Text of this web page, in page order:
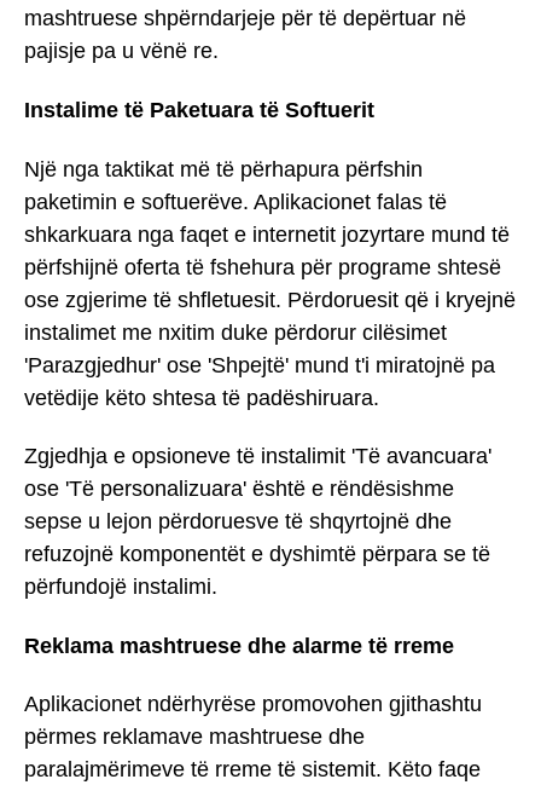
mashtruese shpërndarjeje për të depërtuar në
pajisje pa u vënë re.
Instalime të Paketuara të Softuerit
Një nga taktikat më të përhapura përfshin
paketimin e softuerëve. Aplikacionet falas të
shkarkuara nga faqet e internetit jozyrtare mund të
përfshijnë oferta të fshehura për programe shtesë
ose zgjerime të shfletuesit. Përdoruesit që i kryejnë
instalimet me nxitim duke përdorur cilësimet
'Parazgjedhur' ose 'Shpejtë' mund t'i miratojnë pa
vetëdije këto shtesa të padëshiruara.
Zgjedhja e opsioneve të instalimit 'Të avancuara'
ose 'Të personalizuara' është e rëndësishme
sepse u lejon përdoruesve të shqyrtojnë dhe
refuzojnë komponentët e dyshimtë përpara se të
përfundojë instalimi.
Reklama mashtruese dhe alarme të rreme
Aplikacionet ndërhyrëse promovohen gjithashtu
përmes reklamave mashtruese dhe
paralajmërimeve të rreme të sistemit. Këto faqe